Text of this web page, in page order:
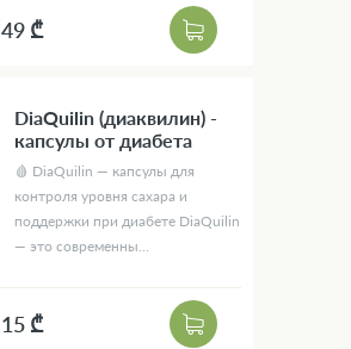
49 ₾
DiaQuilin (диаквилин) -
капсулы от диабета
🩸 DiaQuilin — капсулы для
контроля уровня сахара и
поддержки при диабете DiaQuilin
— это современны...
15 ₾